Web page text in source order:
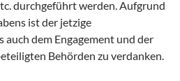
durchgeführt werden. Aufgrund
ist der jetzige
dem Engagement und der
Behörden zu verdanken.